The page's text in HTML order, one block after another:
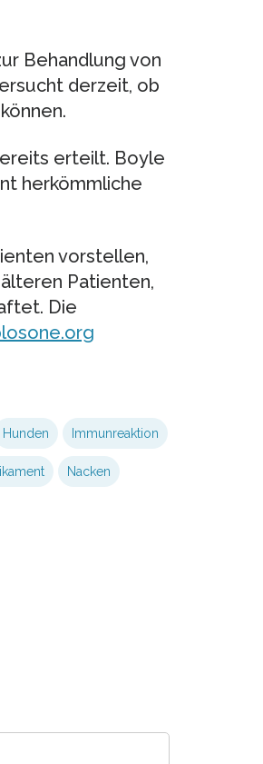
Behandlung von
derzeit, ob
erteilt. Boyle
herkömmliche
vorstellen,
Patienten,
Die
Hunden Immunreaktion
Nacken